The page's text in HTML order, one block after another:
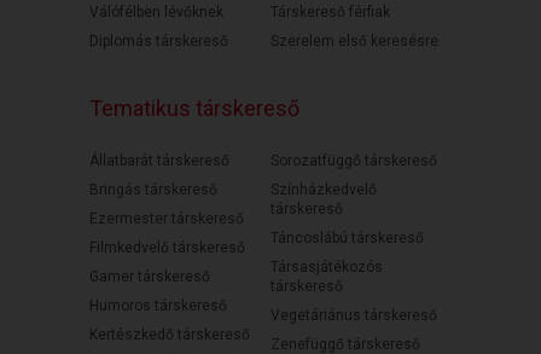
Válófélben lévőknek
Diplomás társkereső
Társkereső férfiak
Szerelem első keresésre
Tematikus társkereső
Állatbarát társkereső
Bringás társkereső
Ezermester társkereső
Filmkedvelő társkereső
Gamer társkereső
Humoros társkereső
Kertészkedő társkereső
Sorozatfüggő társkereső
Színházkedvelő
társkereső
Táncoslábú társkereső
Társasjátékozós
társkereső
Vegetáriánus társkereső
Zenefüggő társkereső